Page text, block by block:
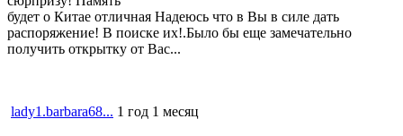
будет о Китае отличная Надеюсь что в Вы в силе дать
распоряжение! В поиске их!.Было бы еще замечательно
получить открытку от Вас...
lady1.barbara68... 1 год 1 месяц